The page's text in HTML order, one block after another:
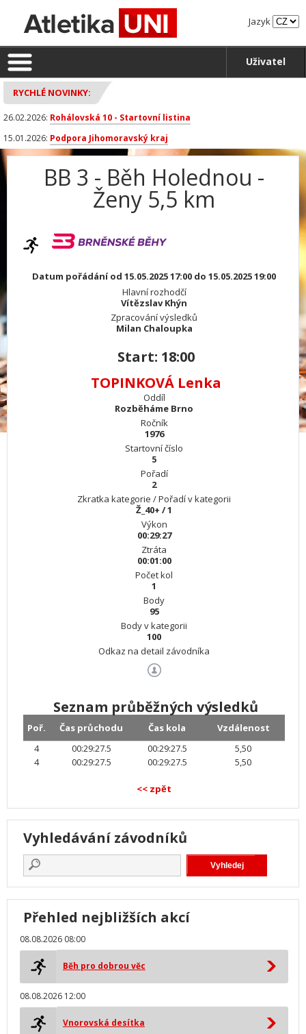
Jazyk
Uživatel
RYCHLÉ NOVINKY:
26.02.2026: Rohálovská 10 - Startovní listina
15.01.2026: Podpora Jihomoravský kraj
BB 3 - Běh Holednou -
Ženy 5,5 km
Datum pořádání od 15.05.2025 17:00 do 15.05.2025 19:00
Hlavní rozhodčí
Vítězslav Khýn
Zpracování výsledků
Milan Chaloupka
Start: 18:00
TOPINKOVÁ Lenka
Oddíl
Rozběháme Brno
Ročník
1976
Startovní číslo
5
Pořadí
2
Zkratka kategorie / Pořadí v kategorii
Ž_40+ / 1
Výkon
00:29:27
Ztráta
00:01:00
Počet kol
1
Body
95
Body v kategorii
100
Odkaz na detail závodníka
Seznam průběžných výsledků
Poř. Čas průchodu Čas kola
Vzdálenost
4
00:29:27.5 00:29:27.5
5,50
4
00:29:27.5 00:29:27.5 5,50
<< zpět
Vyhledávání závodníků
Přehled nejbližších akcí
08.08.2026 08:00
Běh pro dobrou věc
08.08.2026 12:00
Vnorovská desítka